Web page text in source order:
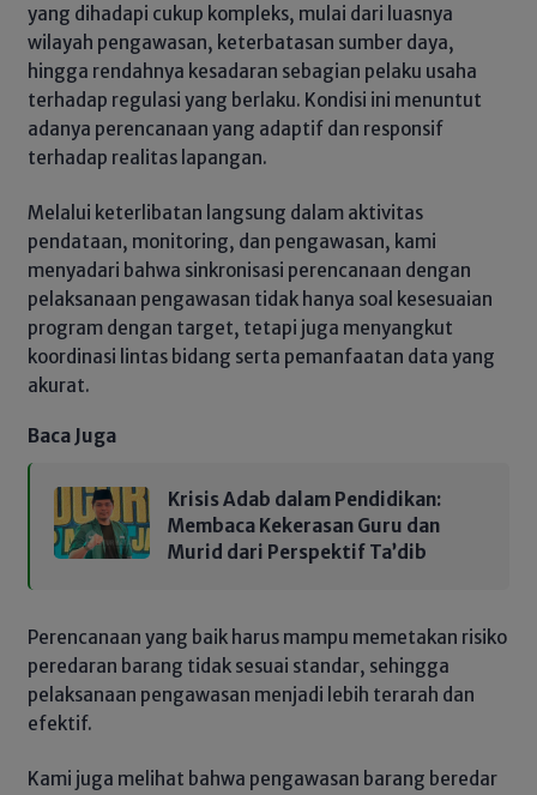
yang dihadapi cukup kompleks, mulai dari luasnya
wilayah pengawasan, keterbatasan sumber daya,
hingga rendahnya kesadaran sebagian pelaku usaha
terhadap regulasi yang berlaku. Kondisi ini menuntut
adanya perencanaan yang adaptif dan responsif
terhadap realitas lapangan.
Melalui keterlibatan langsung dalam aktivitas
pendataan, monitoring, dan pengawasan, kami
menyadari bahwa sinkronisasi perencanaan dengan
pelaksanaan pengawasan tidak hanya soal kesesuaian
program dengan target, tetapi juga menyangkut
koordinasi lintas bidang serta pemanfaatan data yang
akurat.
Baca Juga
Krisis Adab dalam Pendidikan:
Membaca Kekerasan Guru dan
Murid dari Perspektif Ta’dib
Perencanaan yang baik harus mampu memetakan risiko
peredaran barang tidak sesuai standar, sehingga
pelaksanaan pengawasan menjadi lebih terarah dan
efektif.
Kami juga melihat bahwa pengawasan barang beredar